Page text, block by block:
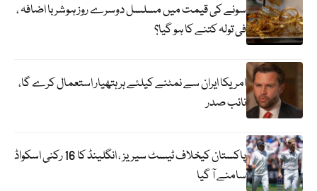
سونے کی قیمت میں مسلسل دوسرے روز ہوشربا اضافہ ،
فی تولہ کتنے کا ہو گیا؟
امریکا ایران سے نمٹنے کیلئے ہر ہتھیار استعمال کرے گا،
نائب صدر
پاکستان کیخلاف ٹیسٹ سیریز ، انگلینڈ کا 16 رکنی اسکواڈ
سامنے آ گیا